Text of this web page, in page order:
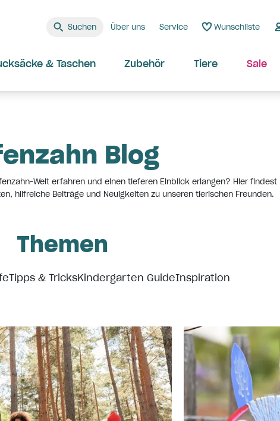
Suchen Über uns Service Wunschliste
& Taschen Zubehör Tiere Sale
Blog
Welt erfahren und einen tieferen Einblick erlangen? Hier findest
hilfreiche Beiträge und Neuigkeiten zu unseren tierischen Freunden.
Themen
Tipps & TricksKindergarten GuideInspiration